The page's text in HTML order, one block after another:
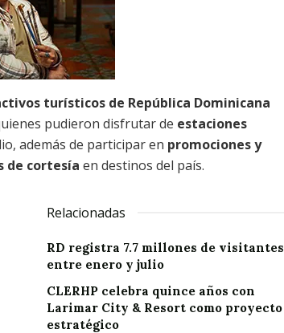
turísticos de República Dominicana
pudieron disfrutar de estaciones
además de participar en promociones y
de cortesía en destinos del país.
Relacionadas
RD registra 7.7 millones de visitantes
entre enero y julio
CLERHP celebra quince años con
Larimar City & Resort como proyecto
estratégico